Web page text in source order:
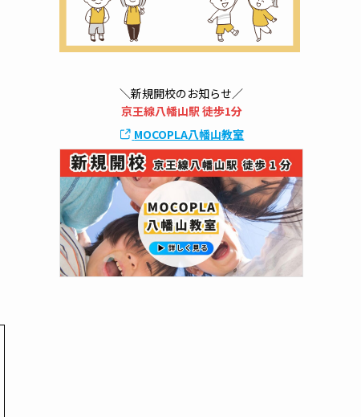
＼新規開校のお知らせ／
京王線八幡山駅 徒歩1分
MOCOPLA八幡山教室